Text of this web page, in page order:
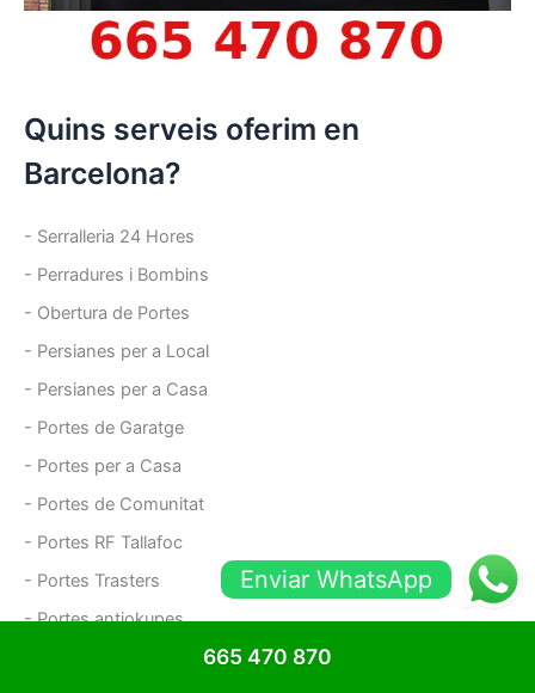
Quins serveis oferim en
Barcelona?
- Serralleria 24 Hores
- Perradures i Bombins
- Obertura de Portes
- Persianes per a Local
- Persianes per a Casa
- Portes de Garatge
- Portes per a Casa
- Portes de Comunitat
- Portes RF Tallafoc
- Portes Trasters
- Portes antiokupes
- Reixes de Ballesta i Fixes
Enviar WhatsApp
665 470 870